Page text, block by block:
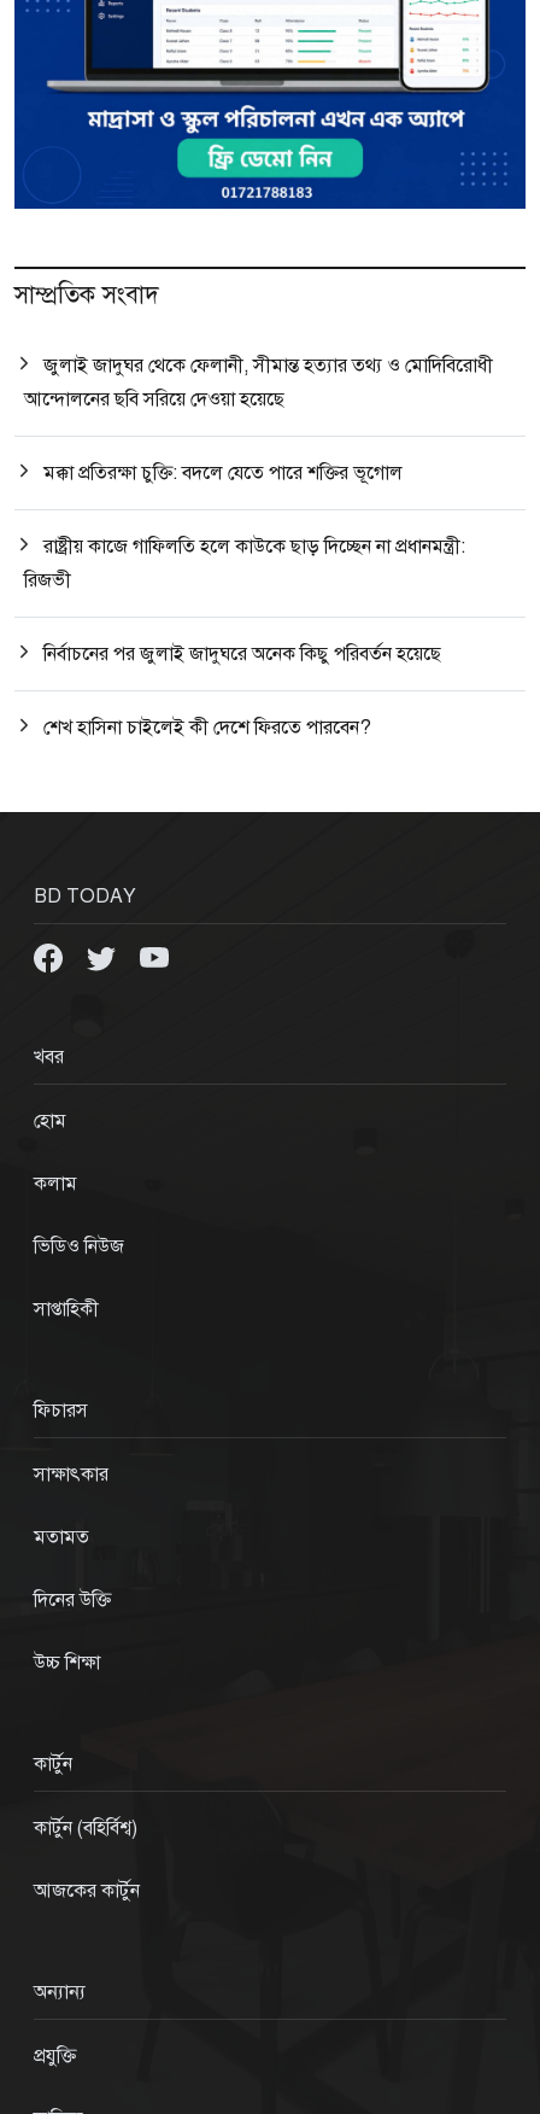
সাম্প্রতিক সংবাদ
জুলাই জাদুঘর থেকে ফেলানী, সীমান্ত হত্যার তথ্য ও মোদিবিরোধী
আন্দোলনের ছবি সরিয়ে দেওয়া হয়েছে
মক্কা প্রতিরক্ষা চুক্তি: বদলে যেতে পারে শক্তির ভূগোল
রাষ্ট্রীয় কাজে গাফিলতি হলে কাউকে ছাড় দিচ্ছেন না প্রধানমন্ত্রী:
রিজভী
নির্বাচনের পর জুলাই জাদুঘরে অনেক কিছু পরিবর্তন হয়েছে
শেখ হাসিনা চাইলেই কী দেশে ফিরতে পারবেন?
BD TODAY
খবর
হোম
কলাম
ভিডিও নিউজ
সাপ্তাহিকী
ফিচারস
সাক্ষাৎকার
মতামত
দিনের উক্তি
উচ্চ শিক্ষা
কার্টুন
কার্টুন (বহির্বিশ্ব)
আজকের কার্টুন
অন্যান্য
প্রযুক্তি